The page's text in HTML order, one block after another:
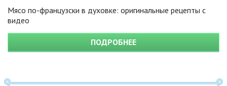
Мясо по-французски в духовке: оригинальные рецепты с
видео
ПОДРОБНЕЕ